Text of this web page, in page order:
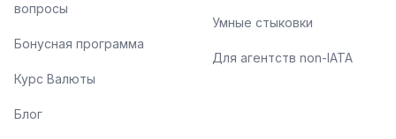
вопросы
Бонусная программа
Курс Валюты
Блог
Умные стыковки
Для агентств non-IATA